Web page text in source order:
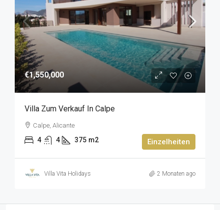
€1,550,000
Villa Zum Verkauf In Calpe
Calpe, Alicante
4 4 375 m2 Einzelheiten
Villa Vita Holidays 2 Monaten ago